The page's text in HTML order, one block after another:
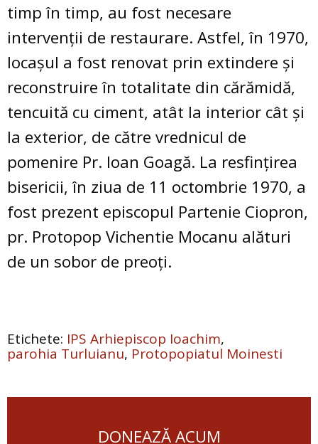
timp în timp, au fost necesare
intervenţii de restaurare. Astfel, în 1970,
locaşul a fost renovat prin extindere şi
reconstruire în totalitate din cărămidă,
tencuită cu ciment, atât la interior cât şi
la exterior, de către vrednicul de
pomenire Pr. Ioan Goagă. La resfinţirea
bisericii, în ziua de 11 octombrie 1970, a
fost prezent episcopul Partenie Ciopron,
pr. Protopop Vichentie Mocanu alături
de un sobor de preoţi.
IPS Arhiepiscop Ioachim
parohia Turluianu Protopopiatul Moinesti
DONEAZĂ ACUM